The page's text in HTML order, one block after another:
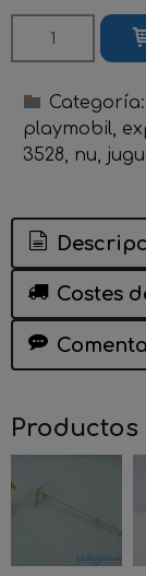
Categoría:
playmobil
3528
nu
Costes